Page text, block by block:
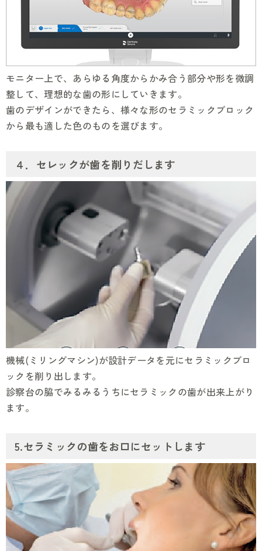
モニター上で、あらゆる角度からかみ合う部分や形を微調
整して、理想的な歯の形にしていきます。
歯のデザインができたら、様々な形のセラミックブロック
から最も適した色のものを選びます。
４．セレックが歯を削りだします
機械(ミリングマシン)が設計データを元にセラミックブロ
ックを削り出します。
診察台の脇でみるみるうちにセラミックの歯が出来上がり
ます。
5.セラミックの歯をお口にセットします